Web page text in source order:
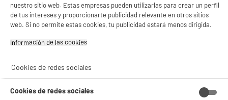
Gestionar cookies
nuestro sitio web. Estas empresas pueden utilizarlas para crear un perfil
de tus intereses y proporcionarte publicidad relevante en otros sitios
web. Si no permite estas cookies, tu publicidad estará menos dirigida.
Información de las cookies‎
Cookies de redes sociales
Cookies de redes sociales